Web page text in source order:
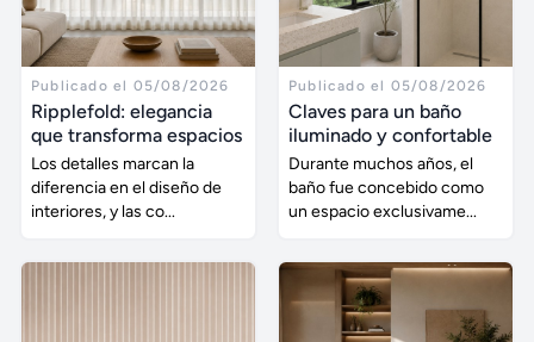
Publicado el 05/08/2026
Ripplefold: elegancia
que transforma espacios
Los detalles marcan la
diferencia en el diseño de
interiores, y las co...
Publicado el 05/08/2026
Claves para un baño
iluminado y confortable
Durante muchos años, el
baño fue concebido como
un espacio exclusivame...